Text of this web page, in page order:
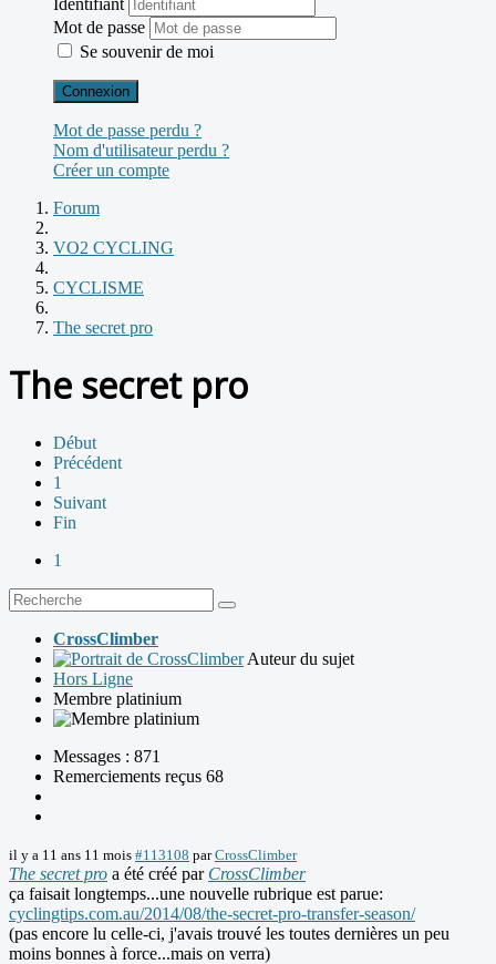
Identifiant
Mot de passe
Se souvenir de moi
Connexion
Mot de passe perdu ?
Nom d'utilisateur perdu ?
Créer un compte
Forum
VO2 CYCLING
CYCLISME
The secret pro
The secret pro
Début
Précédent
1
Suivant
Fin
1
CrossClimber
Auteur du sujet
Hors Ligne
Membre platinium
Messages : 871
Remerciements reçus 68
il y a 11 ans 11 mois #113108 parCrossClimber
The secret pro a été créé par CrossClimber
ça faisait longtemps...une nouvelle rubrique est parue:
cyclingtips.com.au/2014/08/the-secret-pro-transfer-season/
(pas encore lu celle-ci, j'avais trouvé les toutes dernières un peu
moins bonnes à force...mais on verra)